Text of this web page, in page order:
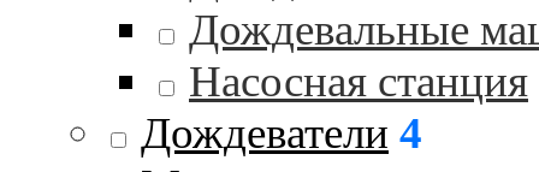
Дождевальные
Насосная станция
Дождеватели 4